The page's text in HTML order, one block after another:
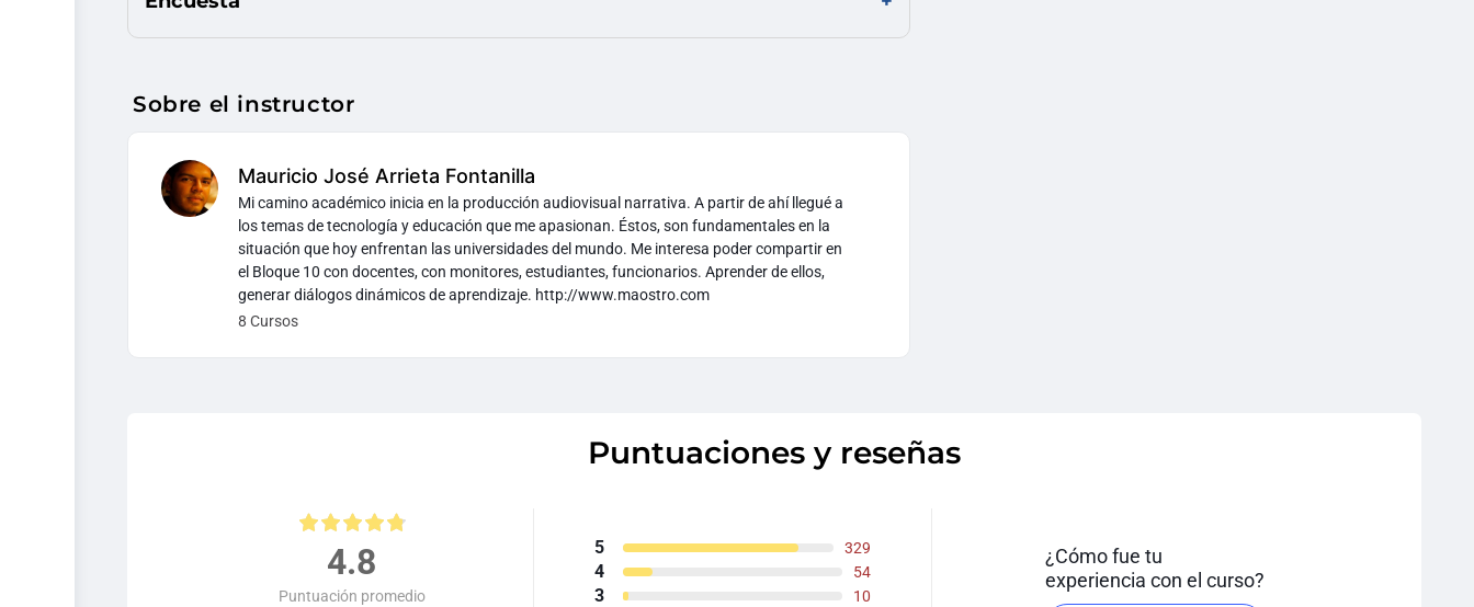
Sobre el instructor
Mauricio José Arrieta Fontanilla
Mi camino académico inicia en la producción audiovisual narrativa. A partir de ahí llegué a
los temas de tecnología y educación que me apasionan. Éstos, son fundamentales en la
situación que hoy enfrentan las universidades del mundo. Me interesa poder compartir en
el Bloque 10 con docentes, con monitores, estudiantes, funcionarios. Aprender de ellos,
generar diálogos dinámicos de aprendizaje. http://www.maostro.com
8 Cursos
Puntuaciones y reseñas
4.8
Puntuación promedio
5 329
4 54
3 10
¿Cómo fue tu
experiencia con el curso?